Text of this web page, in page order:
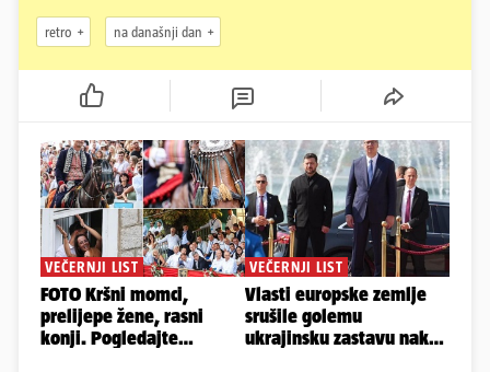
retro na današnji dan